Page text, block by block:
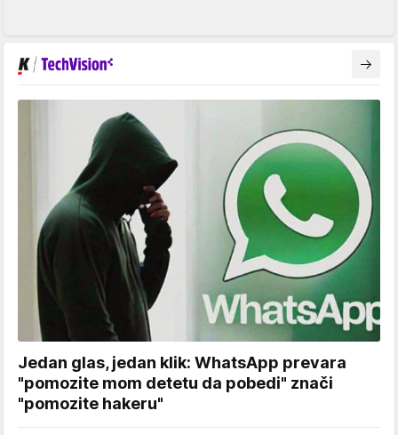
Jedan glas, jedan klik: WhatsApp prevara
"pomozite mom detetu da pobedi" znači
"pomozite hakeru"